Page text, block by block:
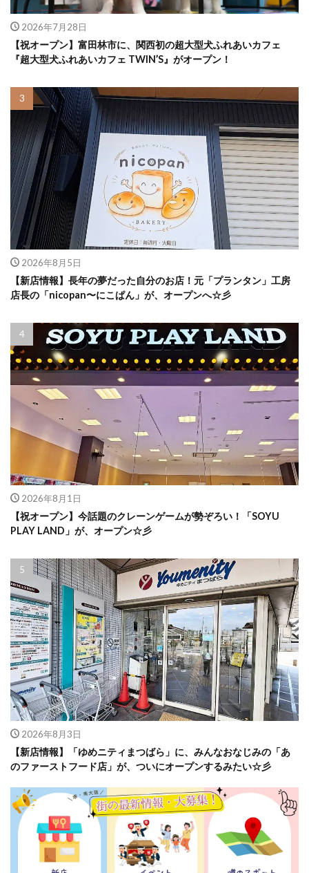
2026年7月28日
【祝オープン】富田林市に、関西初の超大型犬ふれあいカフェ
『超大型犬ふれあいカフェ TWIN’S』がオープン！
2026年8月5日
【新店情報】長年の夢だった自分のお店！元「プランタン」工房
店長の「nicopan〜にこぱん」が、オープンへ☆彡
2026年8月1日
【祝オープン】今話題のクレーンゲームが勢ぞろい！「SOYU
PLAY LAND」が、オープン☆彡
2026年8月3日
【新店情報】「ゆめニティまつばら」に、みんなおなじみの「あ
のファーストフード店」が、ついにオープンするみたい☆彡